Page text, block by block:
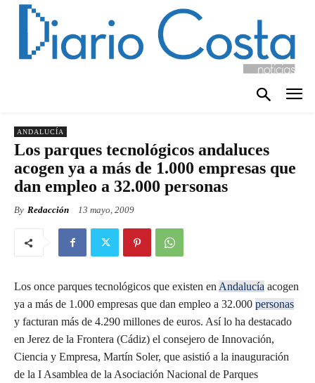
ANDALUCÍA
Los parques tecnológicos andaluces
acogen ya a más de 1.000 empresas que
dan empleo a 32.000 personas
By Redacción 13 mayo, 2009
Los once parques tecnológicos que existen enAndalucía acogen
ya a más de 1.000 empresas que dan empleo a 32.000 personas
y facturan más de 4.290 millones de euros. Así lo ha destacado
en Jerez de la Frontera (Cádiz) el consejero de Innovación,
Ciencia y Empresa, Martín Soler, que asistió a la inauguración
de la I Asamblea de la Asociación Nacional de Parques